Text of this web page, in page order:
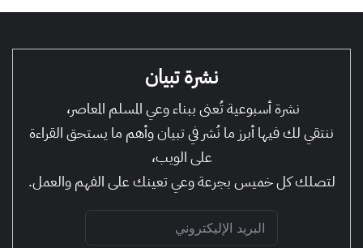
نشرة تبيان
نشرة أسبوعية تُعنى ببناء وعي المسلم المعاصر،
ننتقي لك فيها أبرز ما نُشر في تبيان وأهم ما يستحق القراءة
على الويب،
لتصلك كل خميس بجرعة وعي تعينك على الفهم والعمل.